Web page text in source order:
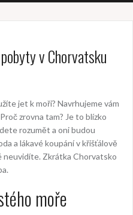
v Chorvatsku
jet k moři? Navrhujeme vám
zrovna tam? Je to blízko
rozumět a oni budou
a lákavé koupání v křišťálově
neuvidíte. Zkrátka Chorvatsko
moře